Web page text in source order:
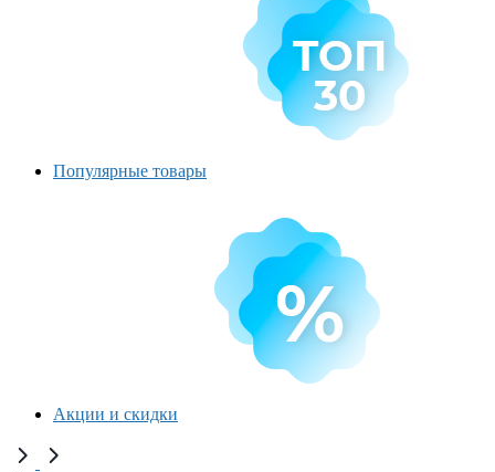
Популярные товары
Акции и скидки